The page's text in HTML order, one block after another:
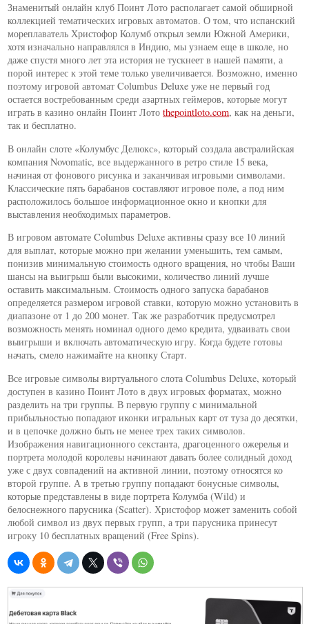
Знаменитый онлайн клуб Поинт Лото располагает самой обширной
коллекцией тематических игровых автоматов. О том, что испанский
мореплаватель Христофор Колумб открыл земли Южной Америки,
хотя изначально направлялся в Индию, мы узнаем еще в школе, но
даже спустя много лет эта история не тускнеет в нашей памяти, а
порой интерес к этой теме только увеличивается. Возможно, именно
поэтому игровой автомат Columbus Deluxe уже не первый год
остается востребованным среди азартных геймеров, которые могут
играть в казино онлайн Поинт Лотоthepointloto.com, как на деньги,
так и бесплатно.
В онлайн слоте «Колумбус Делюкс», который создала австралийская
компания Novomatic, все выдержанного в ретро стиле 15 века,
начиная от фонового рисунка и заканчивая игровыми символами.
Классические пять барабанов составляют игровое поле, а под ним
расположилось большое информационное окно и кнопки для
выставления необходимых параметров.
В игровом автомате Columbus Deluxe активны сразу все 10 линий
для выплат, которые можно при желании уменьшить, тем самым,
понизив минимальную стоимость одного вращения, но чтобы Ваши
шансы на выигрыш были высокими, количество линий лучше
оставить максимальным. Стоимость одного запуска барабанов
определяется размером игровой ставки, которую можно установить в
диапазоне от 1 до 200 монет. Так же разработчик предусмотрел
возможность менять номинал одного демо кредита, удваивать свои
выигрыши и включать автоматическую игру. Когда будете готовы
начать, смело нажимайте на кнопку Старт.
Все игровые символы виртуального слота Columbus Deluxe, который
доступен в казино Поинт Лото в двух игровых форматах, можно
разделить на три группы. В первую группу с минимальной
прибыльностью попадают иконки игральных карт от туза до десятки,
и в цепочке должно быть не менее трех таких символов.
Изображения навигационного секстанта, драгоценного ожерелья и
портрета молодой королевы начинают давать более солидный доход
уже с двух совпадений на активной линии, поэтому относятся ко
второй группе. А в третью группу попадают бонусные символы,
которые представлены в виде портрета Колумба (Wild) и
белоснежного парусника (Scatter). Христофор может заменить собой
любой символ из двух первых групп, а три парусника принесут
игроку 10 бесплатных вращений (Free Spins).